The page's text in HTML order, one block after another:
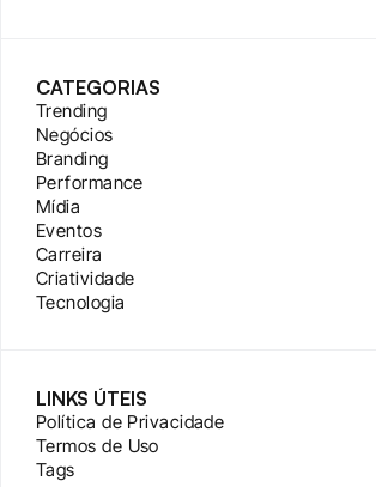
CATEGORIAS
Trending
Negócios
Branding
Performance
Mídia
Eventos
Carreira
Criatividade
Tecnologia
LINKS ÚTEIS
Política de Privacidade
Termos de Uso
Tags